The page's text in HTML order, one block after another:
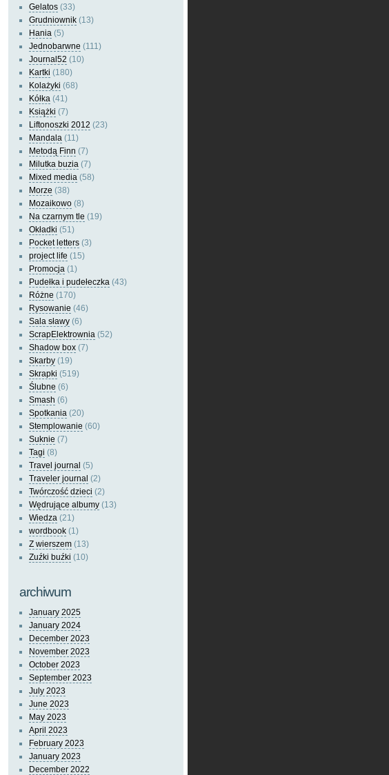
Gelatos (33)
Grudniownik (13)
Hania (5)
Jednobarwne (111)
Journal52 (10)
Kartki (180)
Kolażyki (68)
Kółka (41)
Książki (7)
Liftonoszki 2012 (23)
Mandala (11)
Metodą Finn (7)
Milutka buzia (7)
Mixed media (58)
Morze (38)
Mozaikowo (8)
Na czarnym tle (19)
Okładki (51)
Pocket letters (3)
project life (15)
Promocja (1)
Pudełka i pudełeczka (43)
Różne (170)
Rysowanie (46)
Sala sławy (6)
ScrapElektrownia (52)
Shadow box (7)
Skarby (19)
Skrapki (519)
Ślubne (6)
Smash (6)
Spotkania (20)
Stemplowanie (60)
Suknie (7)
Tagi (8)
Travel journal (5)
Traveler journal (2)
Twórczość dzieci (2)
Wędrujące albumy (13)
Wiedza (21)
wordbook (1)
Z wierszem (13)
Zuźki buźki (10)
archiwum
January 2025
January 2024
December 2023
November 2023
October 2023
September 2023
July 2023
June 2023
May 2023
April 2023
February 2023
January 2023
December 2022